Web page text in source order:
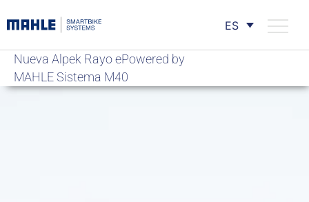
ES
Nueva Alpek Rayo ePowered by
MAHLE Sistema M40